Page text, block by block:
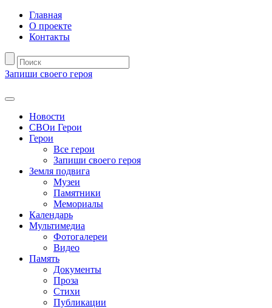
Главная
О проекте
Контакты
Запиши своего героя
Новости
СВОи Герои
Герои
Все герои
Запиши своего героя
Земля подвига
Музеи
Памятники
Мемориалы
Календарь
Мультимедиа
Фотогалереи
Видео
Память
Документы
Проза
Стихи
Публикации